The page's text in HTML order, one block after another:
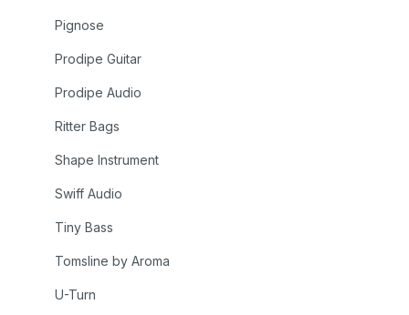
Pignose
Prodipe Guitar
Prodipe Audio
Ritter Bags
Shape Instrument
Swiff Audio
Tiny Bass
Tomsline by Aroma
U-Turn